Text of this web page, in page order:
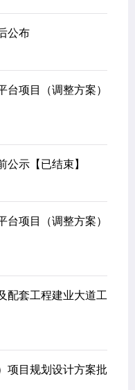
公布
台项目（调整方案）
公示【已结束】
台项目（调整方案）
配套工程建业大道工
项目规划设计方案批